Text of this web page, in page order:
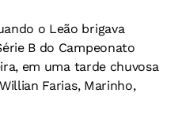
o Leão brigava
B do Campeonato
em uma tarde chuvosa
Farias, Marinho,